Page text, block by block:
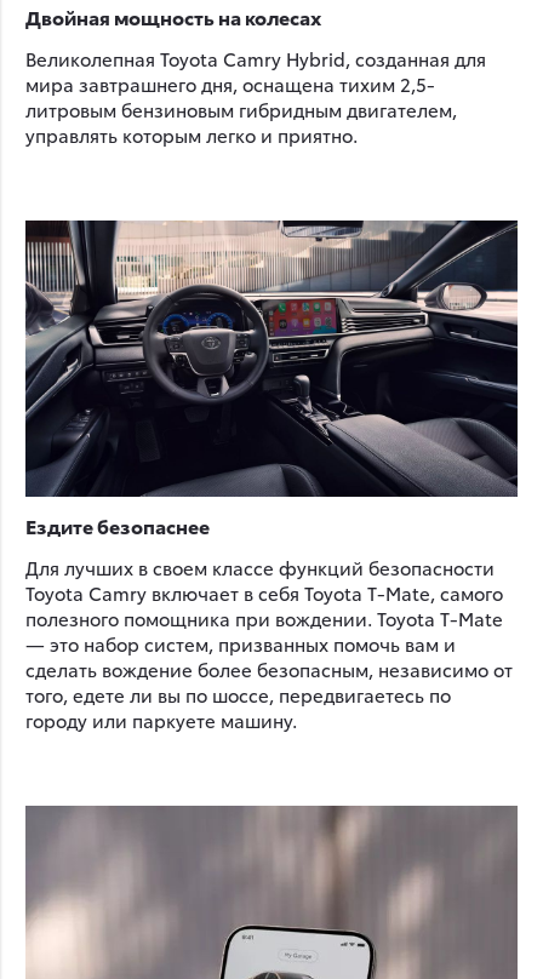
Двойная мощность на колесах
Великолепная Toyota Camry Hybrid, созданная для
мира завтрашнего дня, оснащена тихим 2,5-
литровым бензиновым гибридным двигателем,
управлять которым легко и приятно.
Ездите безопаснее
Для лучших в своем классе функций безопасности
Toyota Camry включает в себя Toyota T-Mate, самого
полезного помощника при вождении. Toyota T-Mate
— это набор систем, призванных помочь вам и
сделать вождение более безопасным, независимо от
того, едете ли вы по шоссе, передвигаетесь по
городу или паркуете машину.